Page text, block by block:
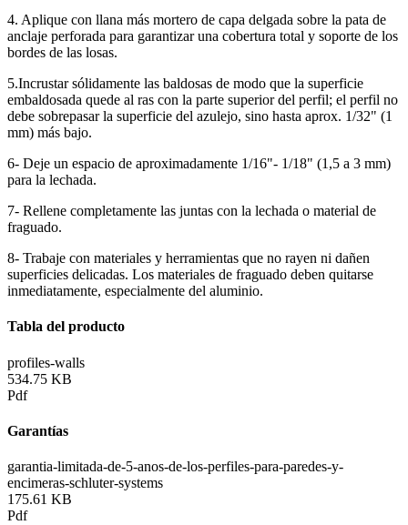
4. Aplique con llana más mortero de capa delgada sobre la pata de
anclaje perforada para garantizar una cobertura total y soporte de los
bordes de las losas.
5.Incrustar sólidamente las baldosas de modo que la superficie
embaldosada quede al ras con la parte superior del perfil; el perfil no
debe sobrepasar la superficie del azulejo, sino hasta aprox. 1/32" (1
mm) más bajo.
6- Deje un espacio de aproximadamente 1/16"- 1/18" (1,5 a 3 mm)
para la lechada.
7- Rellene completamente las juntas con la lechada o material de
fraguado.
8- Trabaje con materiales y herramientas que no rayen ni dañen
superficies delicadas. Los materiales de fraguado deben quitarse
inmediatamente, especialmente del aluminio.
Tabla del producto
profiles-walls
534.75 KB
Pdf
Garantías
garantia-limitada-de-5-anos-de-los-perfiles-para-paredes-y-
encimeras-schluter-systems
175.61 KB
Pdf